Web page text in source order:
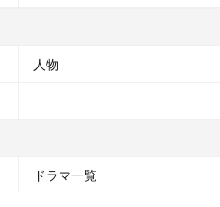
人物
ドラマ一覧